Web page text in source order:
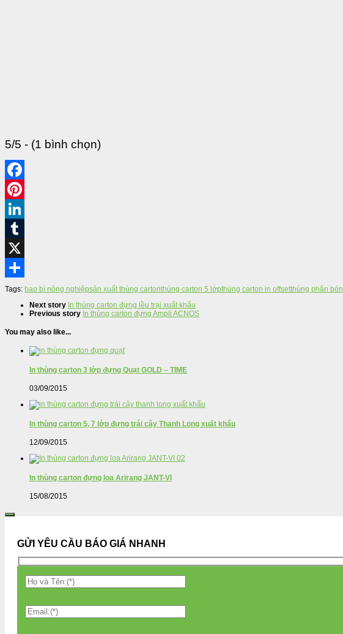
5/5 - (1 bình chọn)
Tags: bao bì nông nghiệpsản xuất thùng cartonthùng carton 5 lớpthùng carton in offsetthùng phân bón
Next story In thùng carton đựng lều trại xuất khẩu
Previous story In thùng carton đựng Ampli ACNOS
You may also like...
In thùng carton 3 lớp đựng Quạt GOLD – TIME
03/09/2015
In thùng carton 5, 7 lớp đựng trái cây Thanh Long xuất khẩu
12/09/2015
In thùng carton đựng loa Arirang JANT-VI
15/08/2015
GỬI YÊU CẦU BÁO GIÁ NHANH